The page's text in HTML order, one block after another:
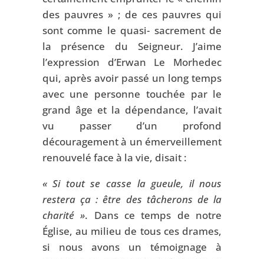
des pauvres » ; de ces pauvres qui
sont comme le quasi- sacrement de
la présence du Seigneur. J’aime
l’expression d’Erwan Le Morhedec
qui, après avoir passé un long temps
avec une personne touchée par le
grand âge et la dépendance, l’avait
vu passer d’un profond
découragement à un émerveillement
renouvelé face à la vie, disait :
« Si tout se casse la gueule, il nous
restera ça : être des tâcherons de la
charité ». Dans ce temps de notre
Église, au milieu de tous ces drames,
si nous avons un témoignage à